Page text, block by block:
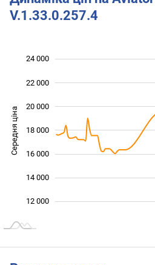
V.1.33.0.257.4
Середня ціна 12 000
12 000
14 000
16 000
18 000
20 000
22 000
24 000